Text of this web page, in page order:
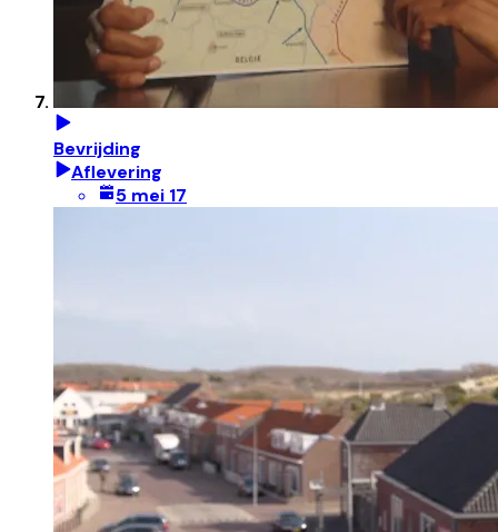
Bevrijding
Aflevering
5 mei 17